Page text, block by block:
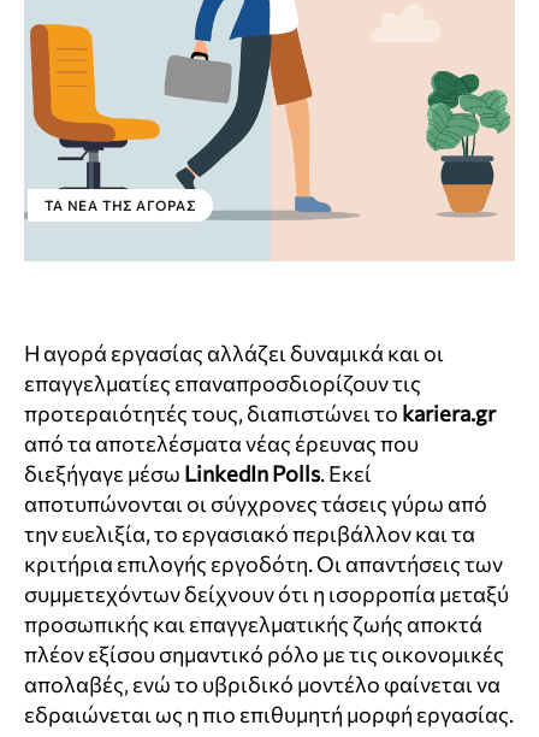
ΤΑ ΝΈΑ ΤΗΣ ΑΓΟΡΆΣ
Η αγορά εργασίας αλλάζει δυναμικά και οι
επαγγελματίες επαναπροσδιορίζουν τις
προτεραιότητές τους, διαπιστώνει το kariera.gr
από τα αποτελέσματα νέας έρευνας που
διεξήγαγε μέσω LinkedIn Polls. Εκεί
αποτυπώνονται οι σύγχρονες τάσεις γύρω από
την ευελιξία, το εργασιακό περιβάλλον και τα
κριτήρια επιλογής εργοδότη. Οι απαντήσεις των
συμμετεχόντων δείχνουν ότι η ισορροπία μεταξύ
προσωπικής και επαγγελματικής ζωής αποκτά
πλέον εξίσου σημαντικό ρόλο με τις οικονομικές
απολαβές, ενώ το υβριδικό μοντέλο φαίνεται να
εδραιώνεται ως η πιο επιθυμητή μορφή εργασίας.